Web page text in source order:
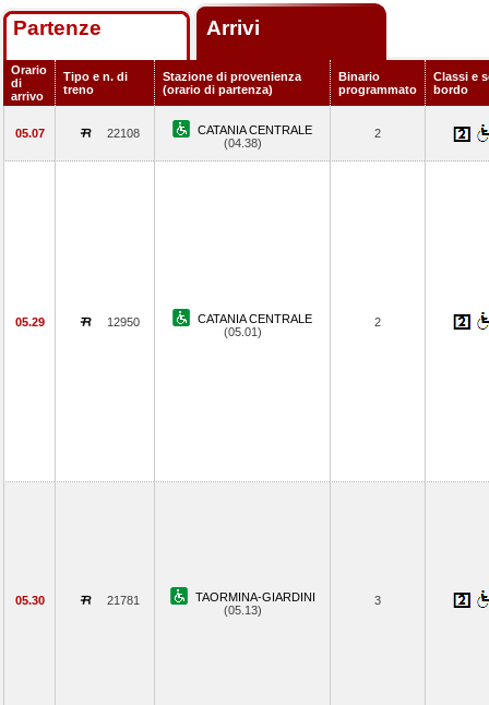
Partenze Arrivi
Orario
di
arrivo
Tipo e n. di
treno
Stazione di provenienza
(orario di partenza)
Binario
programmato
Classi e
bordo
05.07 22108
CATANIA CENTRALE
(04.38)
2
05.29 12950
CATANIA CENTRALE
(05.01)
2
05.30 21781
TAORMINA-GIARDINI
(05.13)
3